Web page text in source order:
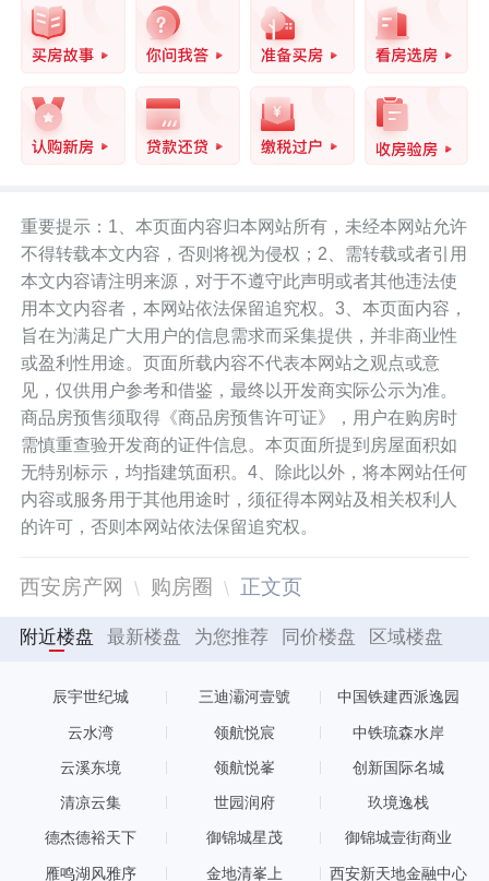
重要提示：1、本页面内容归本网站所有，未经本网站允许
不得转载本文内容，否则将视为侵权；2、需转载或者引用
本文内容请注明来源，对于不遵守此声明或者其他违法使
用本文内容者，本网站依法保留追究权。3、本页面内容，
旨在为满足广大用户的信息需求而采集提供，并非商业性
或盈利性用途。页面所载内容不代表本网站之观点或意
见，仅供用户参考和借鉴，最终以开发商实际公示为准。
商品房预售须取得《商品房预售许可证》，用户在购房时
需慎重查验开发商的证件信息。本页面所提到房屋面积如
无特别标示，均指建筑面积。4、除此以外，将本网站任何
内容或服务用于其他用途时，须征得本网站及相关权利人
的许可，否则本网站依法保留追究权。
西安房产网 购房圈 正文页
附近楼盘 最新楼盘 为您推荐 同价楼盘 区域楼盘
辰宇世纪城 三迪灞河壹號 中国铁建西派逸园
云水湾 领航悦宸 中铁琉森水岸
云溪东境 领航悦峯 创新国际名城
清凉云集 世园润府 玖境逸栈
德杰德裕天下 御锦城星茂 御锦城壹街商业
雁鸣湖风雅序 金地清峯上 西安新天地金融中心